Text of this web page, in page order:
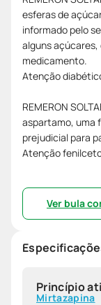
esferas de
informado pelo
alguns
medicamento.
Atenção
REMERON
aspartamo, uma
prejudicial para
Atenção
Ver bula
Princípio
Mirtazapina